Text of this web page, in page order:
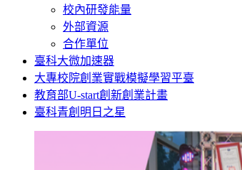
校內研發能量
外部資源
合作單位
臺科大微加速器
大專校院創業實戰模擬學習平臺
教育部U-start創新創業計畫
臺科青創明日之星